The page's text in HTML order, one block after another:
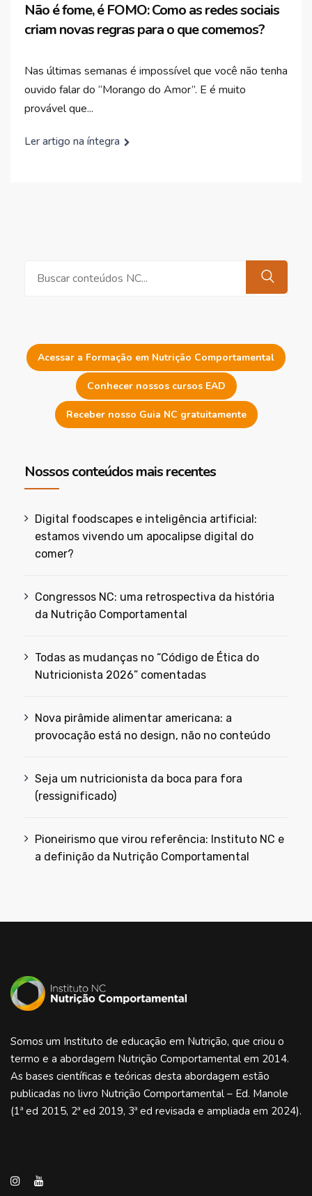
Não é fome, é FOMO: Como as redes sociais
criam novas regras para o que comemos?
Nas últimas semanas é impossível que você não tenha
ouvido falar do “Morango do Amor”. E é muito
provável que...
Ler artigo na íntegra
Acessar a Formação em Nutrição Comportamental
Conhecer nossos cursos EAD
Receber nosso Guia NC gratuitamente
Nossos conteúdos mais recentes
Digital foodscapes e inteligência artificial:
estamos vivendo um apocalipse digital do
comer?
Congressos NC: uma retrospectiva da história
da Nutrição Comportamental
Todas as mudanças no “Código de Ética do
Nutricionista 2026” comentadas
Nova pirâmide alimentar americana: a
provocação está no design, não no conteúdo
Seja um nutricionista da boca para fora
(ressignificado)
Pioneirismo que virou referência: Instituto NC e
a definição da Nutrição Comportamental
Somos um Instituto de educação em Nutrição, que criou o
termo e a abordagem Nutrição Comportamental em 2014.
As bases científicas e teóricas desta abordagem estão
publicadas no livro Nutrição Comportamental – Ed. Manole
(1ª ed 2015, 2ª ed 2019, 3ª ed revisada e ampliada em 2024).